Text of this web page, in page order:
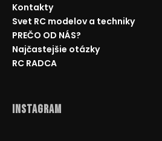
Kontakty
Svet RC modelov a techniky
PREČO OD NÁS?
Najčastejšie otázky
RC RADCA
Instagram